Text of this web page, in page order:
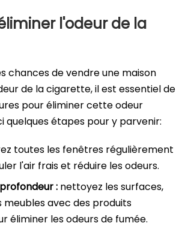
l'odeur de la
chances de vendre une maison
de la cigarette, il est essentiel de
pour éliminer cette odeur
quelques étapes pour y parvenir:
toutes les fenêtres régulièrement
l'air frais et réduire les odeurs.
: nettoyez les surfaces,
meubles avec des produits
éliminer les odeurs de fumée.